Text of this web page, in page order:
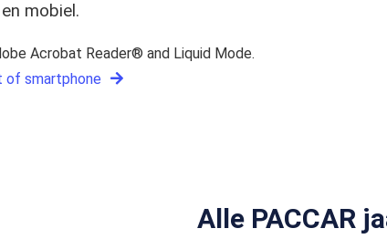
mobiel.
Acrobat Reader® and Liquid Mode.
of smartphone
Alle PACCAR